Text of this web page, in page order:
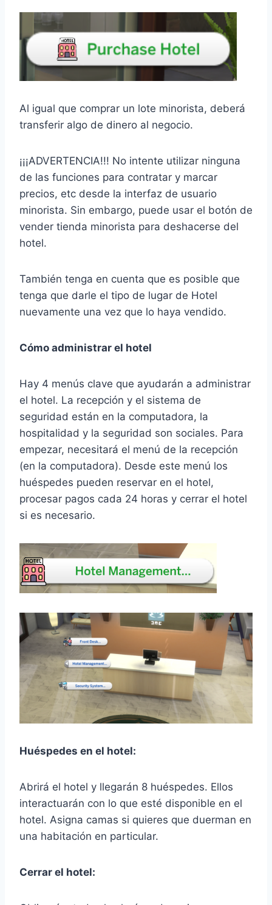
Al igual que comprar un lote minorista, deberá
transferir algo de dinero al negocio.
¡¡¡ADVERTENCIA!!! No intente utilizar ninguna
de las funciones para contratar y marcar
precios, etc desde la interfaz de usuario
minorista. Sin embargo, puede usar el botón de
vender tienda minorista para deshacerse del
hotel.
También tenga en cuenta que es posible que
tenga que darle el tipo de lugar de Hotel
nuevamente una vez que lo haya vendido.
Cómo administrar el hotel
Hay 4 menús clave que ayudarán a administrar
el hotel. La recepción y el sistema de
seguridad están en la computadora, la
hospitalidad y la seguridad son sociales. Para
empezar, necesitará el menú de la recepción
(en la computadora). Desde este menú los
huéspedes pueden reservar en el hotel,
procesar pagos cada 24 horas y cerrar el hotel
si es necesario.
Huéspedes en el hotel:
Abrirá el hotel y llegarán 8 huéspedes. Ellos
interactuarán con lo que esté disponible en el
hotel. Asigna camas si quieres que duerman en
una habitación en particular.
Cerrar el hotel: